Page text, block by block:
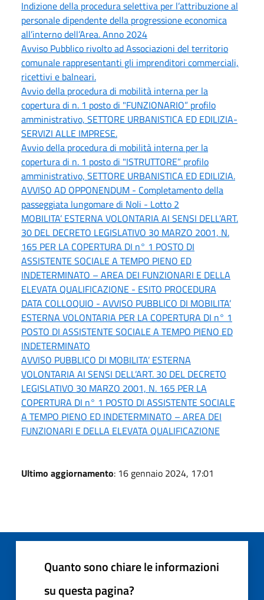
Indizione della procedura selettiva per l’attribuzione al
personale dipendente della progressione economica
all’interno dell’Area. Anno 2024
Avviso Pubblico rivolto ad Associazioni del territorio
comunale rappresentanti gli imprenditori commerciali,
ricettivi e balneari.
Avvio della procedura di mobilità interna per la
copertura di n. 1 posto di "FUNZIONARIO” profilo
amministrativo, SETTORE URBANISTICA ED EDILIZIA-
SERVIZI ALLE IMPRESE.
Avvio della procedura di mobilità interna per la
copertura di n. 1 posto di "ISTRUTTORE” profilo
amministrativo, SETTORE URBANISTICA ED EDILIZIA.
AVVISO AD OPPONENDUM - Completamento della
passeggiata lungomare di Noli - Lotto 2
MOBILITA’ ESTERNA VOLONTARIA AI SENSI DELL’ART.
30 DEL DECRETO LEGISLATIVO 30 MARZO 2001, N.
165 PER LA COPERTURA DI n° 1 POSTO DI
ASSISTENTE SOCIALE A TEMPO PIENO ED
INDETERMINATO – AREA DEI FUNZIONARI E DELLA
ELEVATA QUALIFICAZIONE - ESITO PROCEDURA
DATA COLLOQUIO - AVVISO PUBBLICO DI MOBILITA’
ESTERNA VOLONTARIA PER LA COPERTURA DI n° 1
POSTO DI ASSISTENTE SOCIALE A TEMPO PIENO ED
INDETERMINATO
AVVISO PUBBLICO DI MOBILITA’ ESTERNA
VOLONTARIA AI SENSI DELL’ART. 30 DEL DECRETO
LEGISLATIVO 30 MARZO 2001, N. 165 PER LA
COPERTURA DI n° 1 POSTO DI ASSISTENTE SOCIALE
A TEMPO PIENO ED INDETERMINATO – AREA DEI
FUNZIONARI E DELLA ELEVATA QUALIFICAZIONE
Ultimo aggiornamento: 16 gennaio 2024, 17:01
Quanto sono chiare le informazioni
su questa pagina?